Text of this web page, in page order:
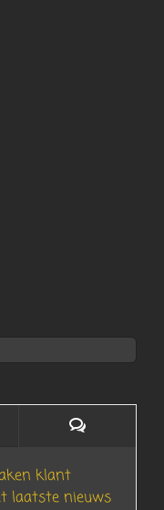
Reacties
klant
laatste nieuws